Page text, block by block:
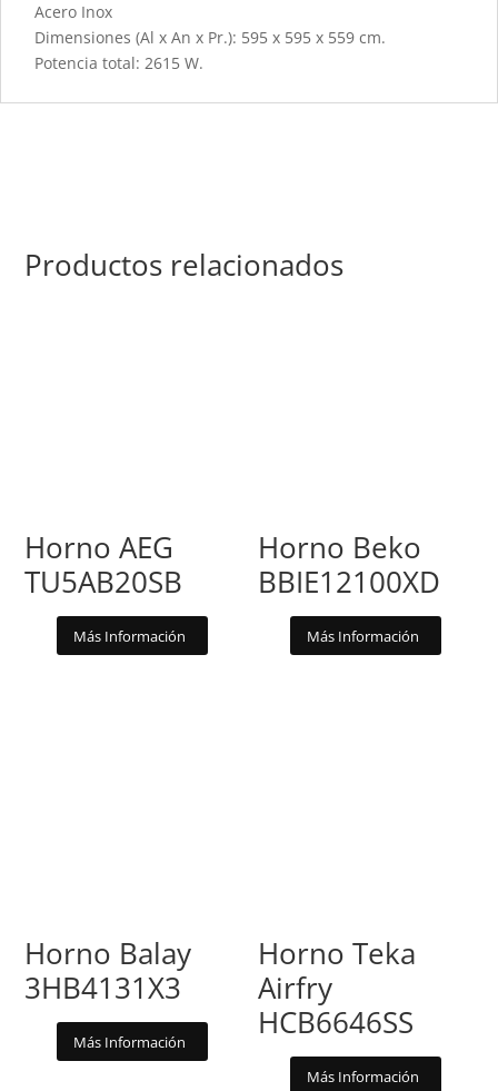
Acero Inox
Dimensiones (Al x An x Pr.): 595 x 595 x 559 cm.
Potencia total: 2615 W.
Productos relacionados
Horno AEG
TU5AB20SB
Más Información
Horno Beko
BBIE12100XD
Más Información
Horno Balay
3HB4131X3
Más Información
Horno Teka
Airfry
HCB6646SS
Más Información